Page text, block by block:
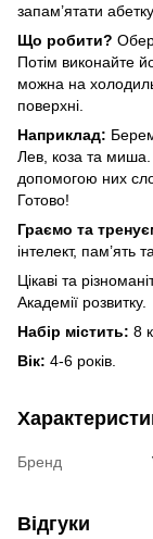
запам’ятати
Що робити?
Потім виконайте
можна на
поверхні.
Наприклад:
Лев, коза та миша.
допомогою них
Готово!
Граємо та
інтелект, пам’ять
Цікаві та
Академії розвитку.
Набір містить: 8
Вік: 4-6 років.
Бренд
Відгуки